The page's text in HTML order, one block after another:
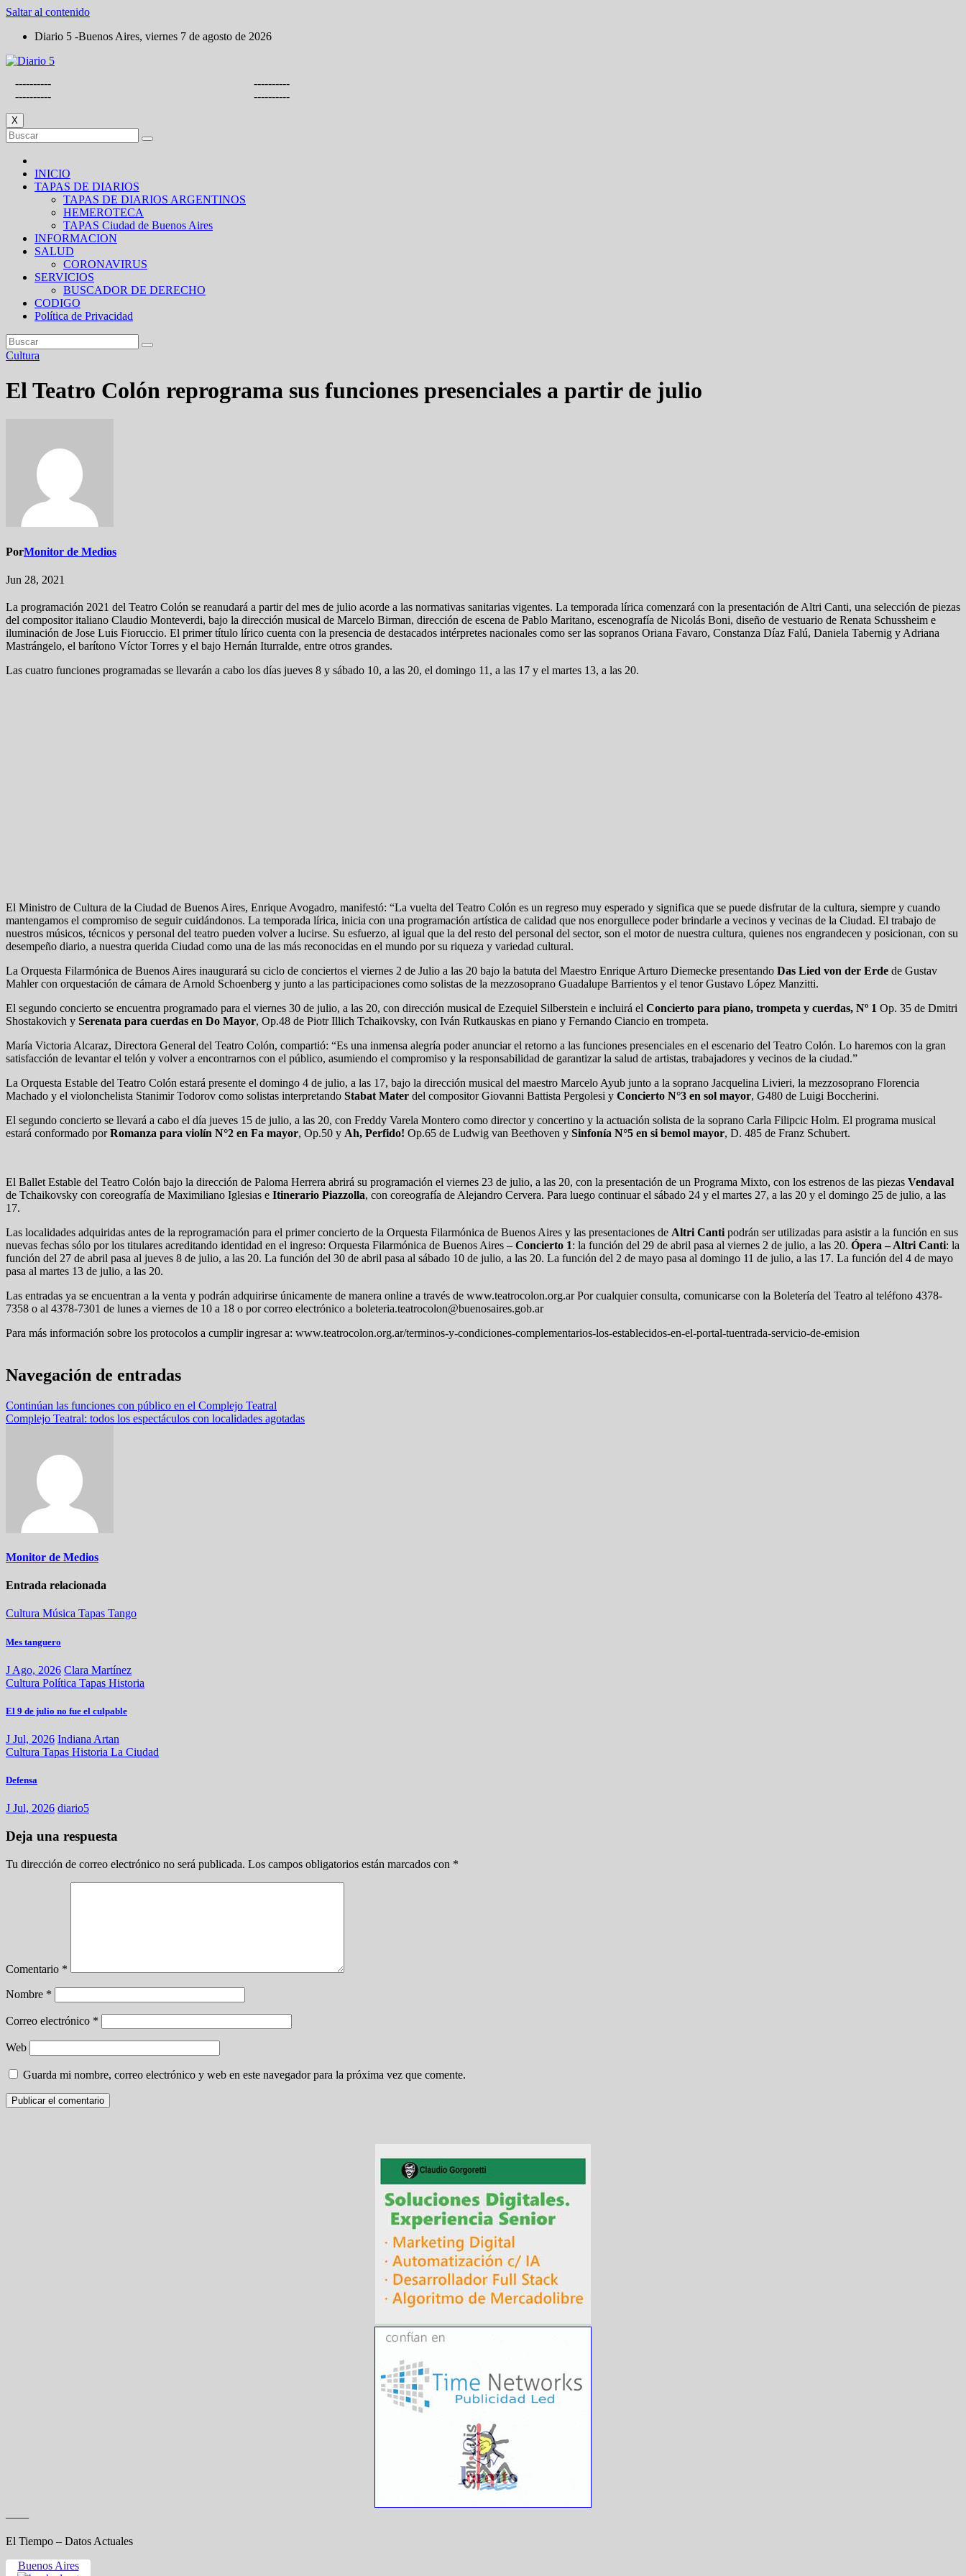
Saltar al contenido
Diario 5 -Buenos Aires, viernes 7 de agosto de 2026
----------
----------
----------
----------
X
INICIO
TAPAS DE DIARIOS
TAPAS DE DIARIOS ARGENTINOS
HEMEROTECA
TAPAS Ciudad de Buenos Aires
INFORMACION
SALUD
CORONAVIRUS
SERVICIOS
BUSCADOR DE DERECHO
CODIGO
Política de Privacidad
Cultura
El Teatro Colón reprograma sus funciones presenciales a partir de julio
PorMonitor de Medios
Jun 28, 2021
La programación 2021 del Teatro Colón se reanudará a partir del mes de julio acorde a las normativas sanitarias vigentes. La temporada lírica comenzará con la presentación de Altri Canti, una selección de piezas
del compositor italiano Claudio Monteverdi, bajo la dirección musical de Marcelo Birman, dirección de escena de Pablo Maritano, escenografía de Nicolás Boni, diseño de vestuario de Renata Schussheim e
iluminación de Jose Luis Fioruccio. El primer título lírico cuenta con la presencia de destacados intérpretes nacionales como ser las sopranos Oriana Favaro, Constanza Díaz Falú, Daniela Tabernig y Adriana
Mastrángelo, el barítono Víctor Torres y el bajo Hernán Iturralde, entre otros grandes.
Las cuatro funciones programadas se llevarán a cabo los días jueves 8 y sábado 10, a las 20, el domingo 11, a las 17 y el martes 13, a las 20.
El Ministro de Cultura de la Ciudad de Buenos Aires, Enrique Avogadro, manifestó: “La vuelta del Teatro Colón es un regreso muy esperado y significa que se puede disfrutar de la cultura, siempre y cuando
mantengamos el compromiso de seguir cuidándonos. La temporada lírica, inicia con una programación artística de calidad que nos enorgullece poder brindarle a vecinos y vecinas de la Ciudad. El trabajo de
nuestros músicos, técnicos y personal del teatro pueden volver a lucirse. Su esfuerzo, al igual que la del resto del personal del sector, son el motor de nuestra cultura, quienes nos engrandecen y posicionan, con su
desempeño diario, a nuestra querida Ciudad como una de las más reconocidas en el mundo por su riqueza y variedad cultural.
La Orquesta Filarmónica de Buenos Aires inaugurará su ciclo de conciertos el viernes 2 de Julio a las 20 bajo la batuta del Maestro Enrique Arturo Diemecke presentando Das Lied von der Erde de Gustav
Mahler con orquestación de cámara de Arnold Schoenberg y junto a las participaciones como solistas de la mezzosoprano Guadalupe Barrientos y el tenor Gustavo López Manzitti.
El segundo concierto se encuentra programado para el viernes 30 de julio, a las 20, con dirección musical de Ezequiel Silberstein e incluirá el Concierto para piano, trompeta y cuerdas, Nº 1 Op. 35 de Dmitri
Shostakovich y Serenata para cuerdas en Do Mayor, Op.48 de Piotr Illich Tchaikovsky, con Iván Rutkauskas en piano y Fernando Ciancio en trompeta.
María Victoria Alcaraz, Directora General del Teatro Colón, compartió: “Es una inmensa alegría poder anunciar el retorno a las funciones presenciales en el escenario del Teatro Colón. Lo haremos con la gran
satisfacción de levantar el telón y volver a encontrarnos con el público, asumiendo el compromiso y la responsabilidad de garantizar la salud de artistas, trabajadores y vecinos de la ciudad.”
La Orquesta Estable del Teatro Colón estará presente el domingo 4 de julio, a las 17, bajo la dirección musical del maestro Marcelo Ayub junto a la soprano Jacquelina Livieri, la mezzosoprano Florencia
Machado y el violonchelista Stanimir Todorov como solistas interpretando Stabat Mater del compositor Giovanni Battista Pergolesi y Concierto N°3 en sol mayor, G480 de Luigi Boccherini.
El segundo concierto se llevará a cabo el día jueves 15 de julio, a las 20, con Freddy Varela Montero como director y concertino y la actuación solista de la soprano Carla Filipcic Holm. El programa musical
estará conformado porRomanza para violín N°2 en Fa mayor, Op.50 y Ah, Perfido! Op.65 de Ludwig van Beethoven y Sinfonía N°5 en si bemol mayor, D. 485 de Franz Schubert.
El Ballet Estable del Teatro Colón bajo la dirección de Paloma Herrera abrirá su programación el viernes 23 de julio, a las 20, con la presentación de un Programa Mixto, con los estrenos de las piezas Vendaval
de Tchaikovsky con coreografía de Maximiliano Iglesias e Itinerario Piazzolla, con coreografía de Alejandro Cervera. Para luego continuar el sábado 24 y el martes 27, a las 20 y el domingo 25 de julio, a las
17.
Las localidades adquiridas antes de la reprogramación para el primer concierto de la Orquesta Filarmónica de Buenos Aires y las presentaciones de Altri Canti podrán ser utilizadas para asistir a la función en sus
nuevas fechas sólo por los titulares acreditando identidad en el ingreso: Orquesta Filarmónica de Buenos Aires – Concierto 1: la función del 29 de abril pasa al viernes 2 de julio, a las 20. Ópera – Altri Canti: la
función del 27 de abril pasa al jueves 8 de julio, a las 20. La función del 30 de abril pasa al sábado 10 de julio, a las 20. La función del 2 de mayo pasa al domingo 11 de julio, a las 17. La función del 4 de mayo
pasa al martes 13 de julio, a las 20.
Las entradas ya se encuentran a la venta y podrán adquirirse únicamente de manera online a través de www.teatrocolon.org.ar Por cualquier consulta, comunicarse con la Boletería del Teatro al teléfono 4378-
7358 o al 4378-7301 de lunes a viernes de 10 a 18 o por correo electrónico a boleteria.teatrocolon@buenosaires.gob.ar
Para más información sobre los protocolos a cumplir ingresar a: www.teatrocolon.org.ar/terminos-y-condiciones-complementarios-los-establecidos-en-el-portal-tuentrada-servicio-de-emision
Navegación de entradas
Continúan las funciones con público en el Complejo Teatral
Complejo Teatral: todos los espectáculos con localidades agotadas
Monitor de Medios
Entrada relacionada
Cultura Música Tapas Tango
Mes tanguero
J Ago, 2026 Clara Martínez
Cultura Política Tapas Historia
El 9 de julio no fue el culpable
J Jul, 2026 Indiana Artan
Cultura Tapas Historia La Ciudad
Defensa
J Jul, 2026 diario5
Deja una respuesta
Tu dirección de correo electrónico no será publicada. Los campos obligatorios están marcados con *
Comentario *
Nombre *
Correo electrónico *
Web
Guarda mi nombre, correo electrónico y web en este navegador para la próxima vez que comente.
——
El Tiempo – Datos Actuales
Buenos Aires